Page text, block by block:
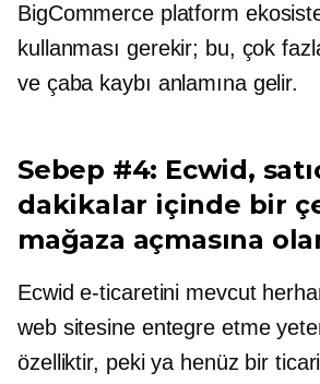
BigCommerce platform
kullanması gerekir; bu, çok
ve çaba kaybı anlamına gelir.
Sebep #4: Ecwid,
dakikalar içinde bir
mağaza açmasına
Ecwid e-ticaretini mevcut
web sitesine entegre etme
özelliktir, peki ya henüz bir